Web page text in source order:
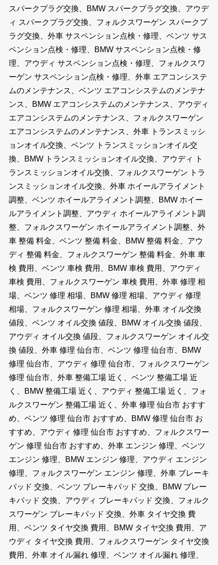
スパークプラグ交換、BMW スパークプラグ交換、アウデ
ィ スパークプラグ交換、フォルクスワーゲン スパークプ
ラグ交換、外車 サスペンション点検・修理、ベンツ サス
ペンション点検・修理、BMW サスペンション点検・修
理、アウディ サスペンション点検・修理、フォルクスワ
ーゲン サスペンション点検・修理、外車 エアコンシステ
ムのメンテナンス、ベンツ エアコンシステムのメンテナ
ンス、BMW エアコンシステムのメンテナンス、アウディ
エアコンシステムのメンテナンス、フォルクスワーゲン
エアコンシステムのメンテナンス、外車 トランスミッシ
ョンオイル交換、ベンツ トランスミッションオイル交
換、BMW トランスミッションオイル交換、アウディ ト
ランスミッションオイル交換、フォルクスワーゲン トラ
ンスミッションオイル交換、外車 ホイールアライメント
調整、ベンツ ホイールアライメント調整、BMW ホイー
ルアライメント調整、アウディ ホイールアライメント調
整、フォルクスワーゲン ホイールアライメント調整、外
車 整備 料金、ベンツ 整備 料金、BMW 整備 料金、アウ
ディ 整備 料金、フォルクスワーゲン 整備 料金、外車 車
検 費用、ベンツ 車検 費用、BMW 車検 費用、アウディ
車検 費用、フォルクスワーゲン 車検 費用、外車 修理 相
場、ベンツ 修理 相場、BMW 修理 相場、アウディ 修理
相場、フォルクスワーゲン 修理 相場、外車 オイル交換
値段、ベンツ オイル交換 値段、BMW オイル交換 値段、
アウディ オイル交換 値段、フォルクスワーゲン オイル交
換 値段、外車 修理 仙台市、ベンツ 修理 仙台市、BMW
修理 仙台市、アウディ 修理 仙台市、フォルクスワーゲン
修理 仙台市、外車 整備工場 近く、ベンツ 整備工場 近
く、BMW 整備工場 近く、アウディ 整備工場 近く、フォ
ルクスワーゲン 整備工場 近く、外車 修理 仙台市 おすす
め、ベンツ 修理 仙台市 おすすめ、BMW 修理 仙台市 お
すすめ、アウディ 修理 仙台市 おすすめ、フォルクスワー
ゲン 修理 仙台市 おすすめ、外車 エンジン 修理、ベンツ
エンジン 修理、BMW エンジン 修理、アウディ エンジン
修理、フォルクスワーゲン エンジン 修理、外車 ブレーキ
パッド 交換、ベンツ ブレーキパッド 交換、BMW ブレー
キパッド 交換、アウディ ブレーキパッド 交換、フォルク
スワーゲン ブレーキパッド 交換、外車 タイヤ交換 費
用、ベンツ タイヤ交換 費用、BMW タイヤ交換 費用、ア
ウディ タイヤ交換 費用、フォルクスワーゲン タイヤ交換
費用、外車 オイル漏れ 修理、ベンツ オイル漏れ 修理、